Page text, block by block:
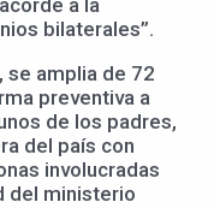
a la
bilaterales”.
se amplia de 72
preventiva a
de los padres,
del país con
involucradas
del ministerio